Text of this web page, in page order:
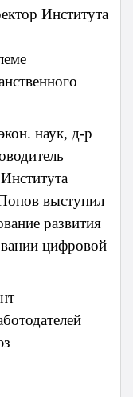
Института
наук, д-р
выступил
развития
цифровой